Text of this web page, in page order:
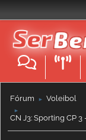
Fórum ► Voleibol
►
CN J3: Sporting CP